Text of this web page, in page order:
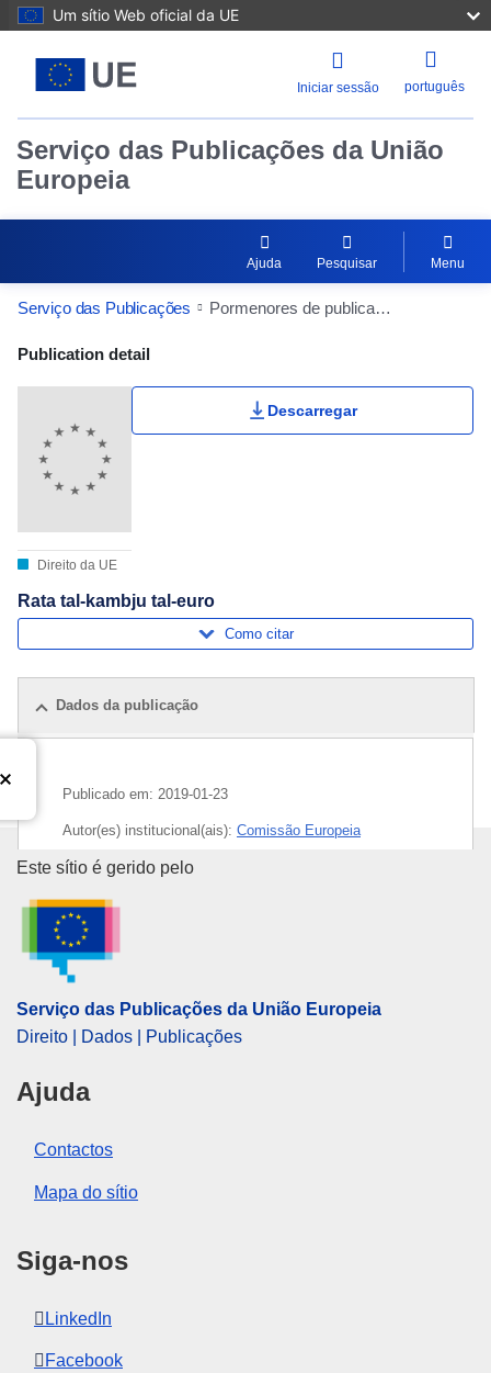
Um sítio Web oficial da UE
Iniciar sessão português
Serviço das Publicações da União
Europeia
Ajuda Pesquisar Menu
Serviço das Publicações Pormenores de publicação
Publication Detail Actions Portlet
Publication detail
Direito da UE
Descarregar
Rata tal-kambju tal-euro
Como citar
Dados da publicação
Publicado em: 2019-01-23
Autor(es) institucional(ais): Comissão Europeia
Tema: euro, moeda
CELEX : C2019/028/02
OJ : JOC_2019_028_R_0002
IMMC : 9999
Serviço das Publicações da
Este sítio é gerido pelo
Serviço das Publicações da União Europeia
Direito | Dados | Publicações
Ajuda
Contactos
Mapa do sítio
Siga-nos
LinkedIn
Facebook